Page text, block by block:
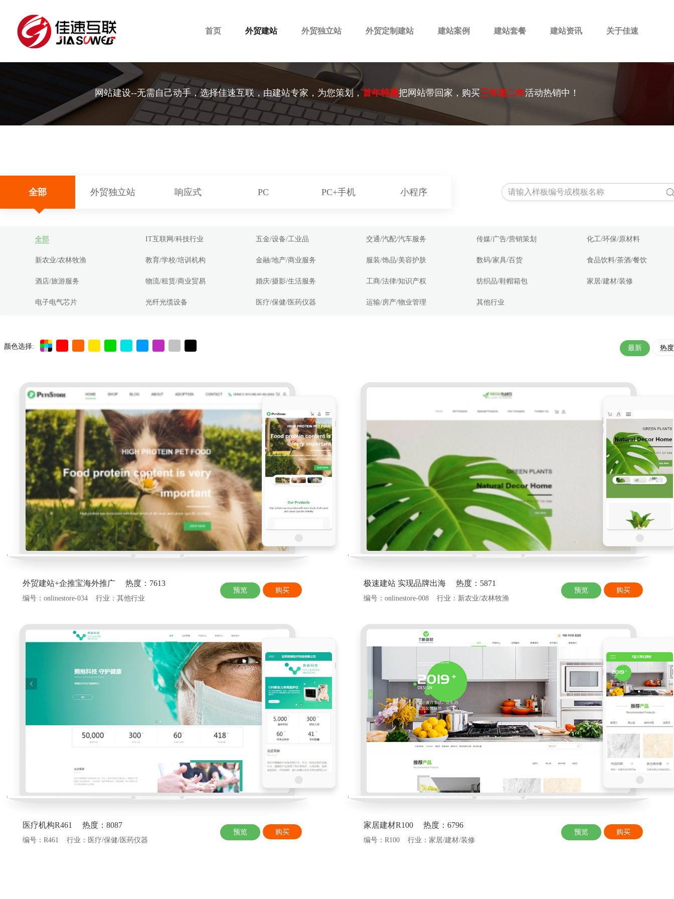
首页 外贸建站 外贸独立站 外贸定制建站 建站案例 建站套餐 建站资讯 关于佳速
网站建设--无需自己动手，选择佳速互联，由建站专家，为您策划，首年特惠把网站带回家，购买三年送二年活动热销中！
全部 外贸独立站 响应式 PC PC+手机 小程序
全部 IT互联网/科技行业 五金/设备/工业品 交通/汽配/汽车服务 传媒/广告/营销策划 化工/环保/原材料
新农业/农林牧渔 教育/学校/培训机构 金融/地产/商业服务 服装/饰品/美容护肤 数码/家具/百货 食品饮料/茶酒/餐饮
酒店/旅游服务 物流/租赁/商业贸易 婚庆/摄影/生活服务 工商/法律/知识产权 纺织品/鞋帽箱包 家居/建材/装修
电子电气芯片 光纤光缆设备 医疗/保健/医药仪器 运输/房产/物业管理 其他行业
颜色选择: 最新 热度
外贸建站+企推宝海外推广 热度：7613
编号：onlinestore-034 行业：其他行业
预览 购买
极速建站 实现品牌出海 热度：5871
编号：onlinestore-008 行业：新农业/农林牧渔
预览 购买
医疗机构R461 热度：8087
编号：R461 行业：医疗/保健/医药仪器
预览 购买
家居建材R100 热度：6796
编号：R100 行业：家居/建材/装修
预览 购买